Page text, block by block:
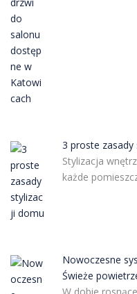
3 proste
Stylizacja
każde
Nowoczesne
Świeże